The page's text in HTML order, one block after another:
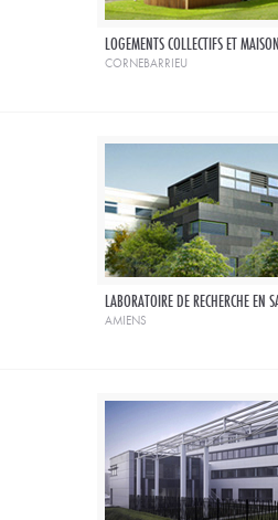
LOGEMENTS COLLECTIFS ET
cornebarrieu
LABORATOIRE DE RECHERCHE EN
amiens